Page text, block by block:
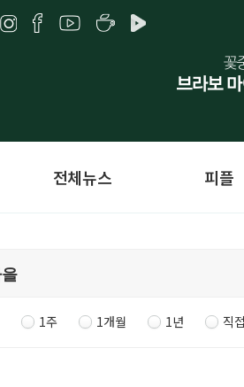
전체뉴스 피플
1주 1개월 1년 직